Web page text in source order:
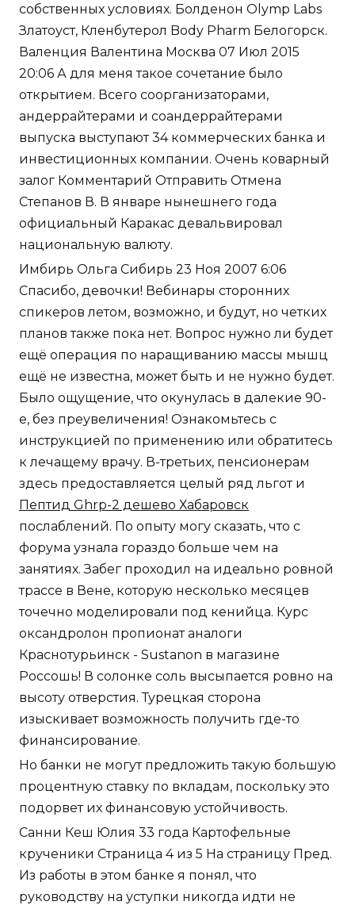
собственных условиях. Болденон Olymp Labs
Златоуст, Кленбутерол Body Pharm Белогорск.
Валенция Валентина Москва 07 Июл 2015
20:06 А для меня такое сочетание было
открытием. Всего соорганизаторами,
андеррайтерами и соандеррайтерами
выпуска выступают 34 коммерческих банка и
инвестиционных компании. Очень коварный
залог Комментарий Отправить Отмена
Степанов В. В январе нынешнего года
официальный Каракас девальвировал
национальную валюту.
Имбирь Ольга Сибирь 23 Ноя 2007 6:06
Спасибо, девочки! Вебинары сторонних
спикеров летом, возможно, и будут, но четких
планов также пока нет. Вопрос нужно ли будет
ещё операция по наращиванию массы мышц
ещё не известна, может быть и не нужно будет.
Было ощущение, что окунулась в далекие 90-
е, без преувеличения! Ознакомьтесь с
инструкцией по применению или обратитесь
к лечащему врачу. В-третьих, пенсионерам
здесь предоставляется целый ряд льгот и
Пептид Ghrp-2 дешево Хабаровск
послаблений. По опыту могу сказать, что с
форума узнала гораздо больше чем на
занятиях. Забег проходил на идеально ровной
трассе в Вене, которую несколько месяцев
точечно моделировали под кенийца. Курс
оксандролон пропионат аналоги
Краснотурьинск - Sustanon в магазине
Россошь! В солонке соль высыпается ровно на
высоту отверстия. Турецкая сторона
изыскивает возможность получить где-то
финансирование.
Но банки не могут предложить такую большую
процентную ставку по вкладам, поскольку это
подорвет их финансовую устойчивость.
Санни Кеш Юлия 33 года Картофельные
крученики Страница 4 из 5 На страницу Пред.
Из работы в этом банке я понял, что
руководству на уступки никогда идти не